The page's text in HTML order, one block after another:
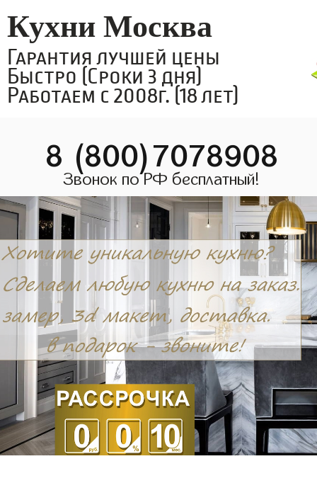
Кухни Москва
Гарантия лучшей цены
Быстро (Сроки 3 дня)
Работаем с 2008г. (18 лет)
8 (800)7078908
Звонок по РФ бесплатный!